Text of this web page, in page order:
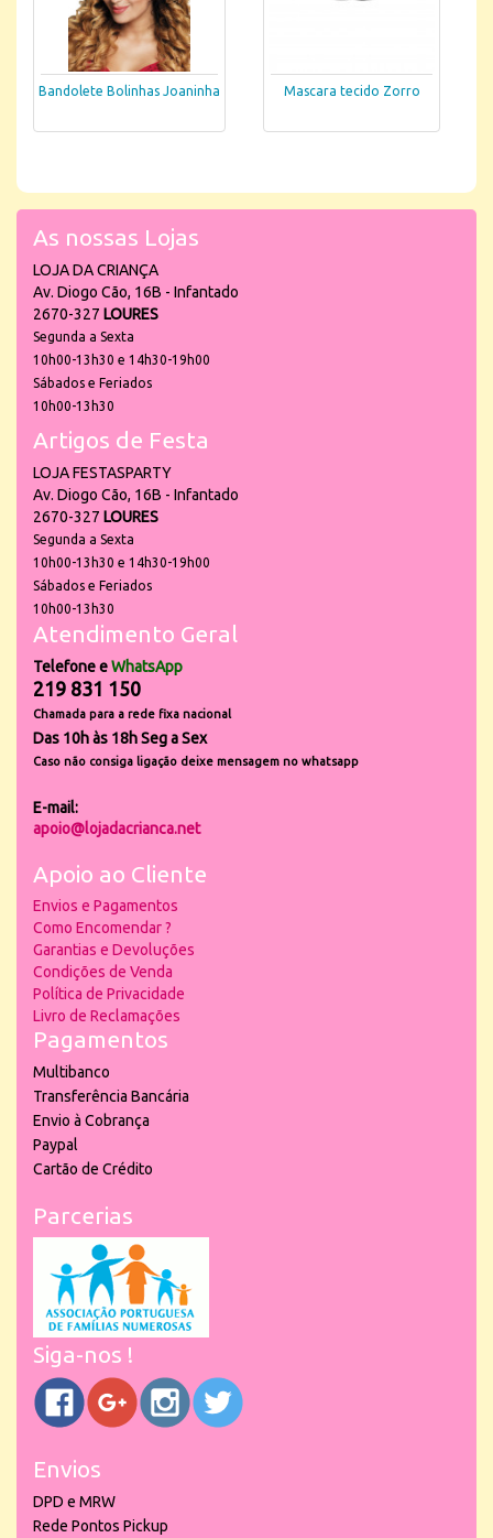
Bandolete Bolinhas Joaninha Mascara tecido Zorro
As nossas Lojas
LOJA DA CRIANÇA
Av. Diogo Cão, 16B - Infantado
2670-327 LOURES
Segunda a Sexta
10h00-13h30 e 14h30-19h00
Sábados e Feriados
10h00-13h30
Artigos de Festa
LOJA FESTASPARTY
Av. Diogo Cão, 16B - Infantado
2670-327 LOURES
Segunda a Sexta
10h00-13h30 e 14h30-19h00
Sábados e Feriados
10h00-13h30
Atendimento Geral
Telefone eWhatsApp
219 831 150
Chamada para a rede fixa nacional
Das 10h às 18h Seg a Sex
Caso não consiga ligação deixe mensagem no whatsapp
E-mail:
apoio@lojadacrianca.net
Apoio ao Cliente
Envios e Pagamentos
Como Encomendar ?
Garantias e Devoluções
Condições de Venda
Política de Privacidade
Livro de Reclamações
Pagamentos
Multibanco
Transferência Bancária
Envio à Cobrança
Paypal
Cartão de Crédito
Parcerias
Siga-nos !
Envios
DPD e MRW
Rede Pontos Pickup